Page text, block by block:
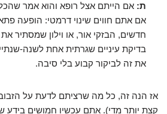
ת: אם הייתם אצל רופא והוא אמר
אם אתם חווים שינוי דרמטי: הופעה
חדשים, הבזקי אור, או וילון שמסתיר
בדיקת עיניים שגרתית אחת לשנה-
את זה לביקור קבוע בלי סיבה.
אז הנה זה, כל מה שרציתם לדעת על
קצת יותר מדי). אתם עכשיו חמושים בידע